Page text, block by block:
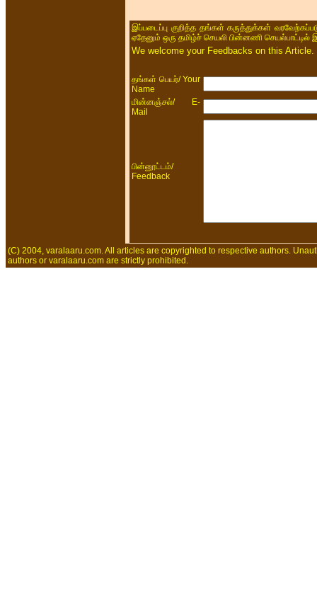
இப்படைப்பு குறித்த தங்கள் கருத்துக்கள்
ஏதேனும் ஒரு தமிழ்ச் செயலி பின்னணி
We welcome your Feedbacks on this
தங்கள் பெயர்/ Your
Name
மின்னஞ்சல்/ E-
Mail
பின்னூட்டம்/
Feedback
(C) 2004, varalaaru.com. All articles are copyrighted to respective authors.
authors or varalaaru.com are strictly prohibited.